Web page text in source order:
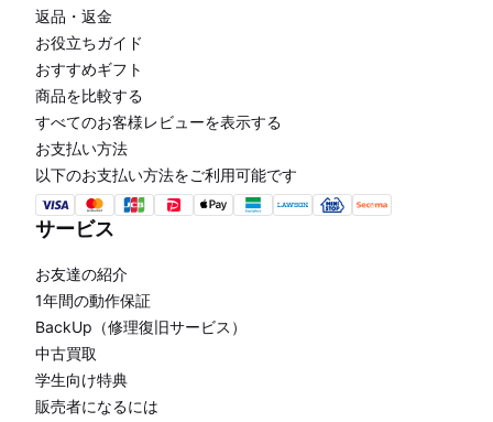
返品・返金
お役立ちガイド
おすすめギフト
商品を比較する
すべてのお客様レビューを表示する
お支払い方法
以下のお支払い方法をご利用可能です
サービス
お友達の紹介
1年間の動作保証
BackUp（修理復旧サービス）
中古買取
学生向け特典
販売者になるには